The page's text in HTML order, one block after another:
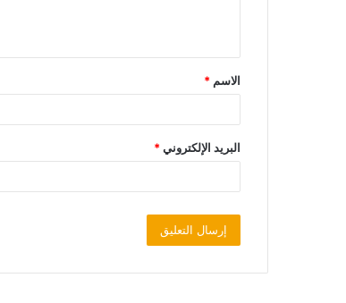
الاسم *
البريد الإلكتروني*